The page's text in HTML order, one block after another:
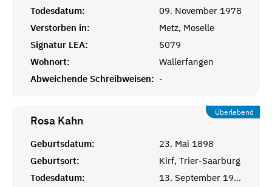
Todesdatum:
09. November 1978
Verstorben in:
Metz, Moselle
Signatur LEA:
5079
Wohnort:
Wallerfangen
Abweichende Schreibweisen: -
Überlebend
Rosa Kahn
Geburtsdatum:
23. Mai 1898
Geburtsort:
Kirf, Trier-Saarburg
Todesdatum:
13. September 1977